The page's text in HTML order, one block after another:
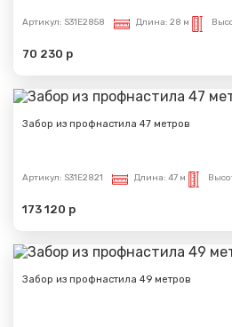
Артикул: S31E2858 Длина: 28 м
70 230 р
Забор из профнастила 47 метров
Артикул: S31E2821 Длина: 47 м
173 120 р
Забор из профнастила 49 метров